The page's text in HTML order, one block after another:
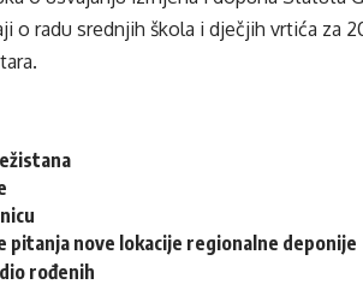
o radu srednjih škola i dječjih vrtića za
pitanja nove lokacije regionalne deponije
rođenih